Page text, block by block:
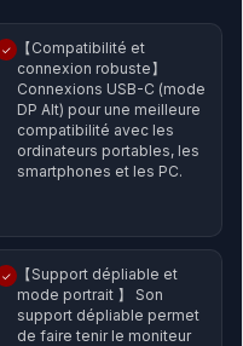
✓
【Compatibilité et
connexion robuste】
Connexions USB-C (mode
DP Alt) pour une meilleure
compatibilité avec les
ordinateurs portables, les
smartphones et les PC.
✓
【Support dépliable et
mode portrait 】 Son
support dépliable permet
de faire tenir le moniteur